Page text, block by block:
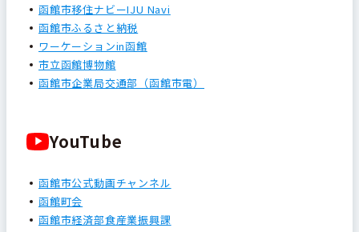
函館市移住ナビーIJU Navi
函館市ふるさと納税
ワーケーションin函館
市立函館博物館
函館市企業局交通部（函館市電）
YouTube
函館市公式動画チャンネル
函館町会
函館市経済部食産業振興課